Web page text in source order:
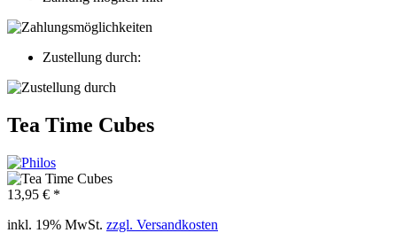
Zustellung durch:
Tea Time Cubes
13,95 € *
inkl. 19% MwSt. zzgl. Versandkosten